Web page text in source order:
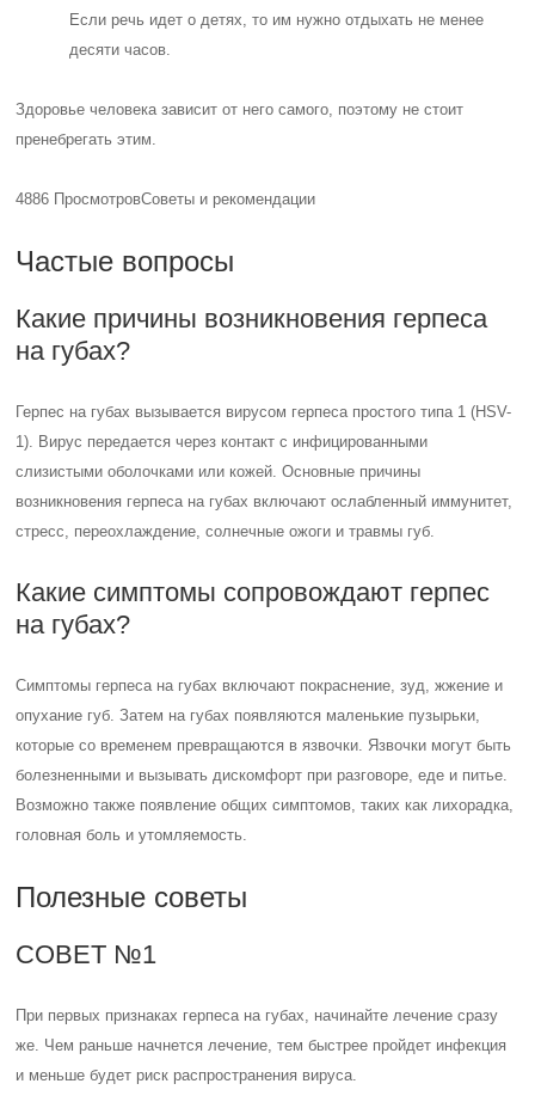
Если речь идет о детях, то им нужно отдыхать не менее
десяти часов.
Здоровье человека зависит от него самого, поэтому не стоит
пренебрегать этим.
4886 ПросмотровСоветы и рекомендации
Частые вопросы
Какие причины возникновения герпеса
на губах?
Герпес на губах вызывается вирусом герпеса простого типа 1 (HSV-
1). Вирус передается через контакт с инфицированными
слизистыми оболочками или кожей. Основные причины
возникновения герпеса на губах включают ослабленный иммунитет,
стресс, переохлаждение, солнечные ожоги и травмы губ.
Какие симптомы сопровождают герпес
на губах?
Симптомы герпеса на губах включают покраснение, зуд, жжение и
опухание губ. Затем на губах появляются маленькие пузырьки,
которые со временем превращаются в язвочки. Язвочки могут быть
болезненными и вызывать дискомфорт при разговоре, еде и питье.
Возможно также появление общих симптомов, таких как лихорадка,
головная боль и утомляемость.
Полезные советы
СОВЕТ №1
При первых признаках герпеса на губах, начинайте лечение сразу
же. Чем раньше начнется лечение, тем быстрее пройдет инфекция
и меньше будет риск распространения вируса.